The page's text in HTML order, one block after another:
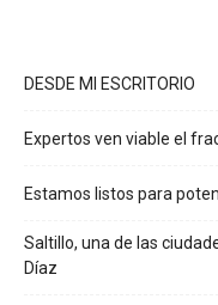
DESDE MI ESCRITORIO
Expertos ven viable el
Estamos listos para
Saltillo, una de las
Díaz